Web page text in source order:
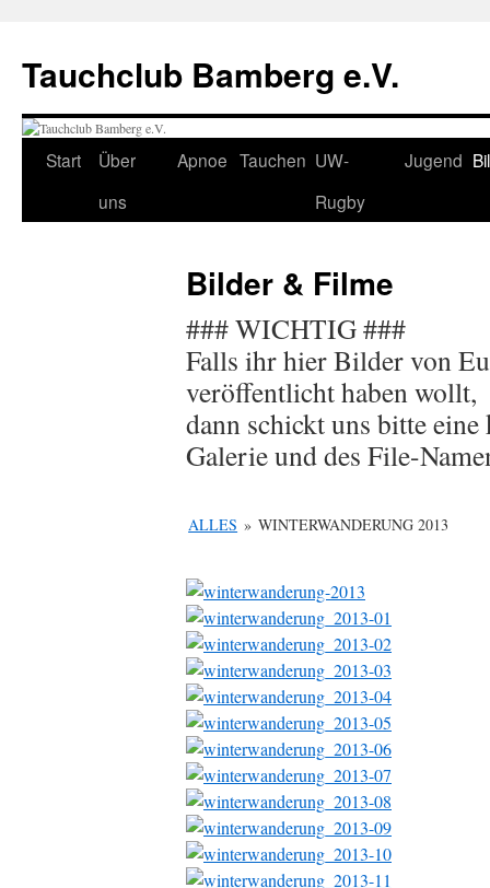
Tauchclub Bamberg e.V.
Start
Über
uns
Apnoe Tauchen UW-
Rugby
Jugend
Bilder & Filme
### WICHTIG ###
Falls ihr hier Bilder von
veröffentlicht haben wollt,
dann schickt uns bitte
Galerie und des File-
ALLES » WINTERWANDERUNG 2013